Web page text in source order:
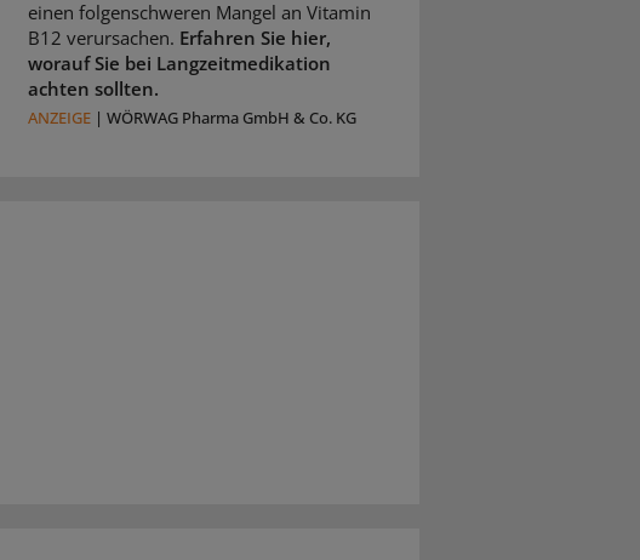
einen folgenschweren Mangel an Vitamin
B12 verursachen. Erfahren Sie hier,
worauf Sie bei Langzeitmedikation
achten sollten.
ANZEIGE| WÖRWAG Pharma GmbH & Co. KG